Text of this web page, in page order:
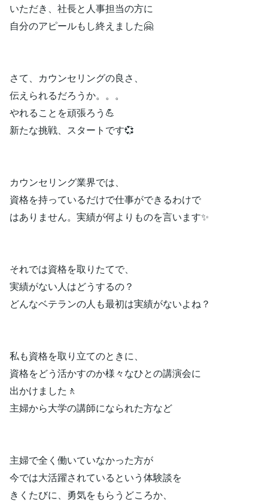
いただき、社長と人事担当の方に
自分のアピールもし終えました🤗
さて、カウンセリングの良さ、
伝えられるだろうか。。。
やれることを頑張ろう💪
新たな挑戦、スタートです💞
カウンセリング業界では、
資格を持っているだけで仕事ができるわけで
はありません。実績が何よりものを言います✨
それでは資格を取りたてで、
実績がない人はどうするの？
どんなベテランの人も最初は実績がないよね？
私も資格を取り立てのときに、
資格をどう活かすのか様々なひとの講演会に
出かけました🚶
主婦から大学の講師になられた方など
主婦で全く働いていなかった方が
今では大活躍されているという体験談を
きくたびに、勇気をもらうどころか、